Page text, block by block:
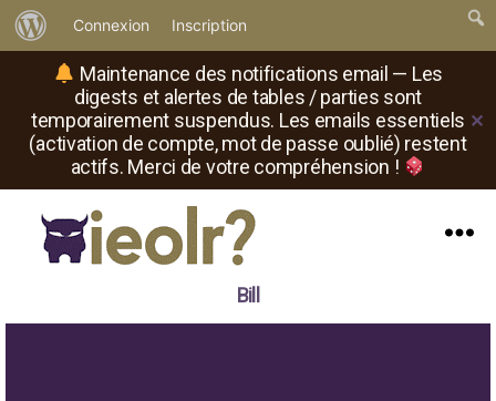
Maintenance des notifications email — Les
digests et alertes de tables / parties sont
temporairement suspendus. Les emails essentiels
(activation de compte, mot de passe oublié) restent
actifs. Merci de votre compréhension !
✕
propos
de
WordPress
Connexion Inscription
où
Bill